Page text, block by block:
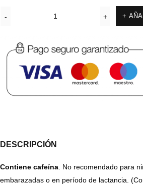
DESCRIPCIÓN
Contiene cafeína. No recomendado para
embarazadas o en período de lactancia.